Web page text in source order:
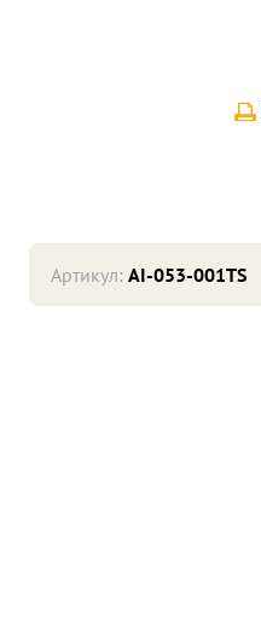
Артикул: AI-053-001TS